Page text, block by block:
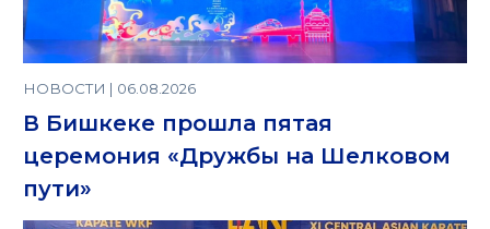
НОВОСТИ | 06.08.2026
В Бишкеке прошла пятая
церемония «Дружбы на Шелковом
пути»